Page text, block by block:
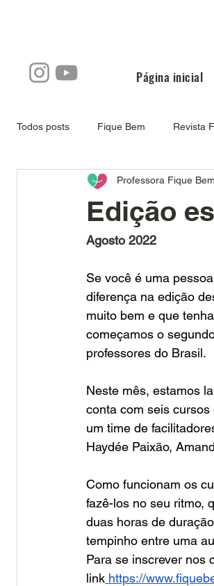
Página inicial
Todos posts Fique Bem Revista
Edição
Professora Fique Bem
Agosto 2022
Se você é uma
diferença na edição
muito bem e que
começamos o
professores do Brasil.
Neste mês, estamos
conta com seis
um time de
Haydée Paixão,
Como funcionam os
fazê-los no seu ritmo,
duas horas de
tempinho entre uma
Para se inscrever nos
link https://